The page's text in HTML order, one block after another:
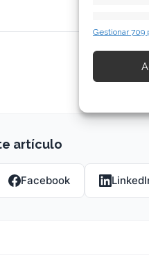
información
fallos,
Gestionar 709
artículo
Facebook